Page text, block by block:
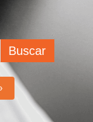
Buscar